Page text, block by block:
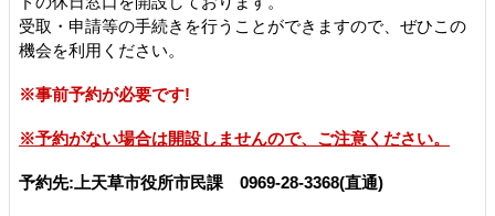
受取・申請等の手続きを行うことができますので、ぜひこの
機会を利用ください。
※事前予約が必要です!
※予約がない場合は開設しませんので、ご注意ください。
予約先:上天草市役所市民課 0969-28-3368(直通)